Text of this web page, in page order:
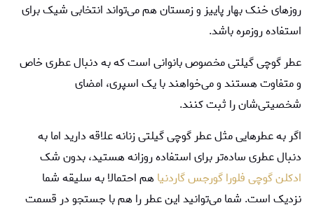
روزهای خنک بهار پاییز و زمستان هم می‌تواند انتخابی شیک برای
استفاده روزمره باشد.
عطر گوچی گیلتی مخصوص بانوانی است که به دنبال عطری خاص
و متفاوت هستند و می‌خواهند با یک اسپری، امضای
شخصیتی‌شان را ثبت کنند.
اگر به عطرهایی مثل عطر گوچی گیلتی زنانه علاقه دارید اما به
دنبال عطری ساده‌تر برای استفاده روزانه هستید، بدون شک
ادکلن گوچی فلورا گورجس گاردنیا هم احتمالا به سلیقه شما
نزدیک است. شما می‌توانید این عطر را هم با جستجو در قسمت